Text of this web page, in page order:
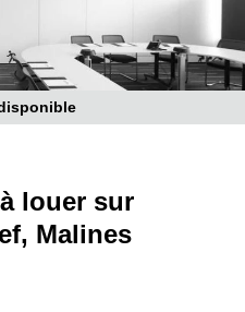
louer sur
Malines